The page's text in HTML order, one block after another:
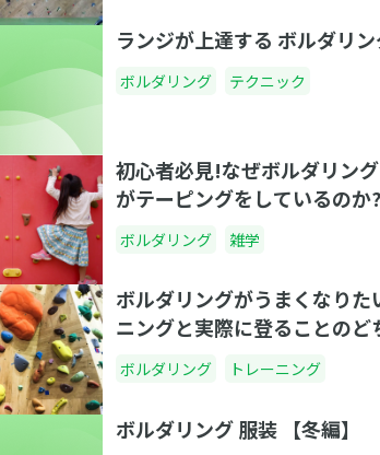
ランジが上達する ボルダリ
ボルダリング テクニック
初心者必見!なぜボルダリン
がテーピングをしているのか?
ボルダリング 雑学
ボルダリングがうまくなり
ニングと実際に登ることのど
ボルダリング トレーニング
ボルダリング 服装 【冬編】